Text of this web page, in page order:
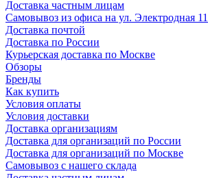
Доставка частным лицам
Самовывоз из офиса на ул. Электродная 11
Доставка почтой
Доставка по России
Курьерская доставка по Москве
Обзоры
Бренды
Как купить
Условия оплаты
Условия доставки
Доставка организациям
Доставка для организаций по России
Доставка для организаций по Москве
Самовывоз с нашего склада